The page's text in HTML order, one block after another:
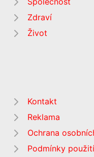
Zdraví
Život
Kontakt
Reklama
Ochrana
Podmínky použití